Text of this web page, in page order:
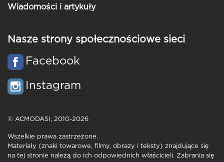
Wiadomości i artykuły
Nasze strony społecznościowe sieci
Facebook
Instagram
© ACMODASI, 2010-2026
Wszelkie prawa zastrzeżone.
Materiały (znaki towarowe, filmy, obrazy i teksty) znajdujące się
na tej stronie należą do ich odpowiednich właścicieli. Zabrania się